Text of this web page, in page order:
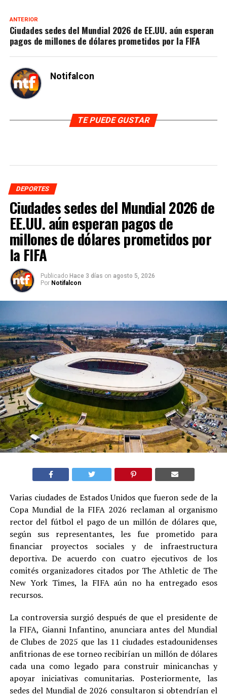
ANTERIOR
Ciudades sedes del Mundial 2026 de EE.UU. aún esperan
pagos de millones de dólares prometidos por la FIFA
Notifalcon
TE PUEDE GUSTAR
DEPORTES
Ciudades sedes del Mundial 2026 de
EE.UU. aún esperan pagos de
millones de dólares prometidos por
la FIFA
Publicado Hace 3 días on agosto 5, 2026
Por Notifalcon
Varias ciudades de Estados Unidos que fueron sede de la
Copa Mundial de la FIFA 2026 reclaman al organismo
rector del fútbol el pago de un millón de dólares que,
según sus representantes, les fue prometido para
financiar proyectos sociales y de infraestructura
deportiva. De acuerdo con cuatro ejecutivos de los
comités organizadores citados por The Athletic de The
New York Times, la FIFA aún no ha entregado esos
recursos.
La controversia surgió después de que el presidente de
la FIFA, Gianni Infantino, anunciara antes del Mundial
de Clubes de 2025 que las 11 ciudades estadounidenses
anfitrionas de ese torneo recibirían un millón de dólares
cada una como legado para construir minicanchas y
apoyar iniciativas comunitarias. Posteriormente, las
sedes del Mundial de 2026 consultaron si obtendrían el